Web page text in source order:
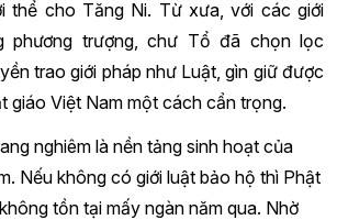
thể cho Tăng Ni. Từ xưa, với các giới
phương trượng, chư Tổ đã chọn lọc
trao giới pháp như Luật, gìn giữ được
giáo Việt Nam một cách cẩn trọng.
nghiêm là nền tảng sinh hoạt của
Nếu không có giới luật bảo hộ thì Phật
tồn tại mấy ngàn năm qua. Nhờ